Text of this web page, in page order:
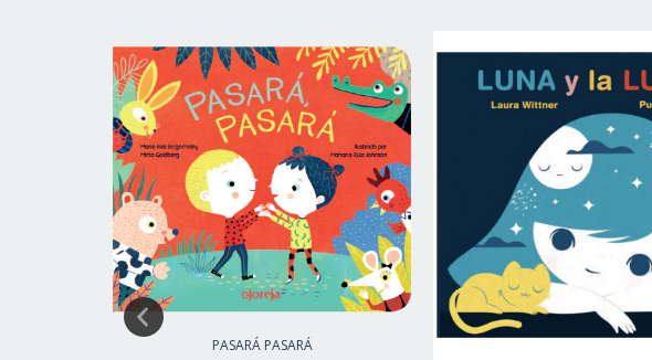
PASARÁ PASARÁ